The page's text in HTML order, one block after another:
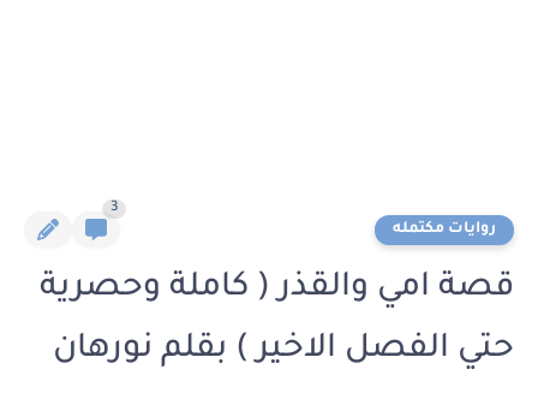
روايات مكتمله
3
قصة امي والقذر ( كاملة وحصرية
حتي الفصل الاخير ) بقلم نورهان